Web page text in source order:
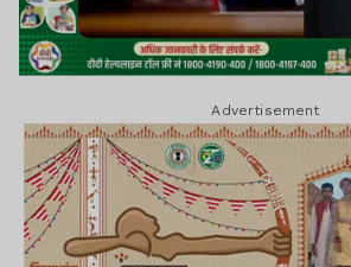
Advertisement